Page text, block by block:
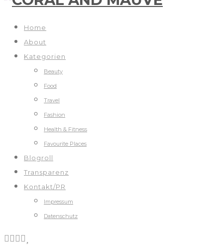
Home
About
Kategorien
Beauty
Food
Travel
Fashion
Health & Fitness
Favourite Places
Blogroll
Transparenz
Kontakt/PR
Impressum
Datenschutz